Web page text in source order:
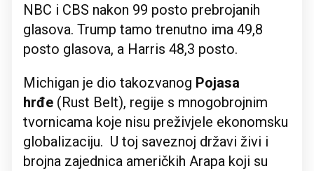
NBC i CBS nakon 99 posto prebrojanih
glasova. Trump tamo trenutno ima 49,8
posto glasova, a Harris 48,3 posto.
Michigan je dio takozvanog Pojasa
hrđe (Rust Belt), regije s mnogobrojnim
tvornicama koje nisu preživjele ekonomsku
globalizaciju. U toj saveznoj državi živi i
brojna zajednica američkih Arapa koji su